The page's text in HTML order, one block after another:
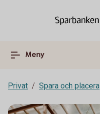
Meny
Privat Spara och placera